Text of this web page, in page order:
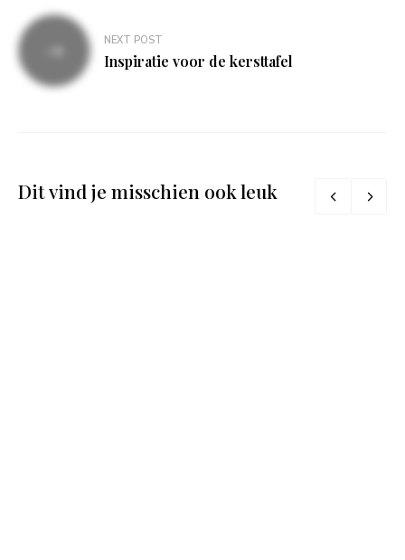
NEXT POST
Inspiratie voor de kersttafel
Dit vind je misschien ook leuk